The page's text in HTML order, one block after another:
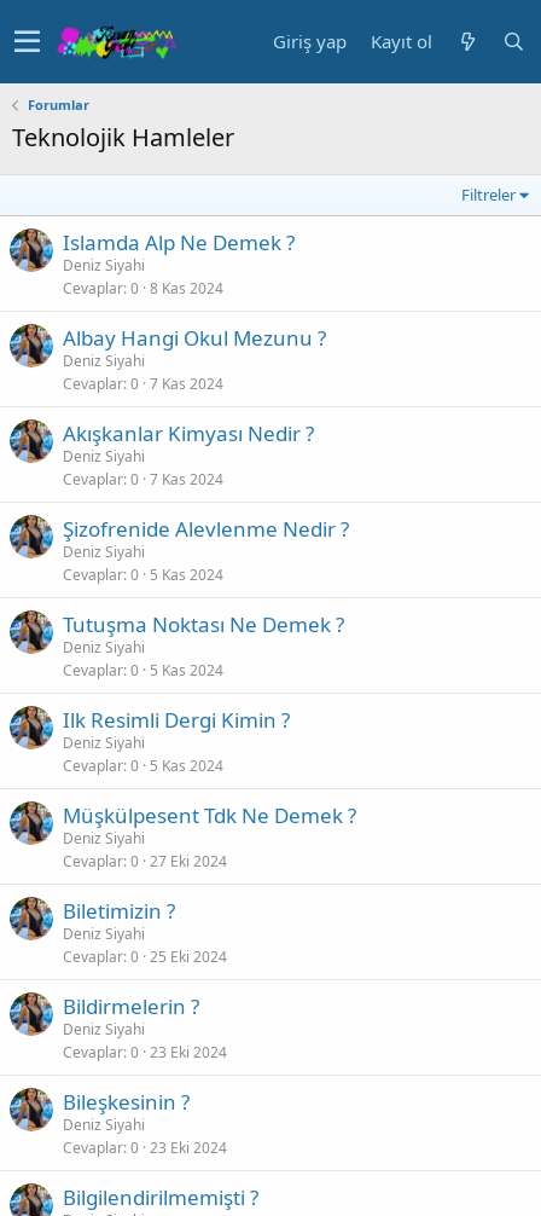
Giriş yap Kayıt ol
Forumlar
Teknolojik Hamleler
Filtreler
Islamda Alp Ne Demek ?
Deniz Siyahi
Cevaplar 0 8 Kas 2024
Albay Hangi Okul Mezunu ?
Deniz Siyahi
Cevaplar 0 7 Kas 2024
Akışkanlar Kimyası Nedir ?
Deniz Siyahi
Cevaplar 0 7 Kas 2024
Şizofrenide Alevlenme Nedir ?
Deniz Siyahi
Cevaplar 0 5 Kas 2024
Tutuşma Noktası Ne Demek ?
Deniz Siyahi
Cevaplar 0 5 Kas 2024
Ilk Resimli Dergi Kimin ?
Deniz Siyahi
Cevaplar 0 5 Kas 2024
Müşkülpesent Tdk Ne Demek ?
Deniz Siyahi
Cevaplar 0 27 Eki 2024
Biletimizin ?
Deniz Siyahi
Cevaplar 0 25 Eki 2024
Bildirmelerin ?
Deniz Siyahi
Cevaplar 0 23 Eki 2024
Bileşkesinin ?
Deniz Siyahi
Cevaplar 0 23 Eki 2024
Bilgilendirilmemişti ?